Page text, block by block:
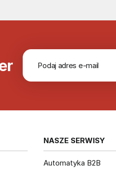
NASZE SERWISY
Automatyka B2B